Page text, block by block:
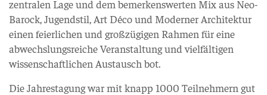
zentralen Lage und dem bemerkenswerten Mix aus Neo-
Barock, Jugendstil, Art Déco und Moderner Architektur
einen feierlichen und großzügigen Rahmen für eine
abwechslungsreiche Veranstaltung und vielfältigen
wissenschaftlichen Austausch bot.
Die Jahrestagung war mit knapp 1000 Teilnehmern gut